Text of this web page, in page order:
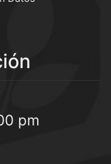
pm